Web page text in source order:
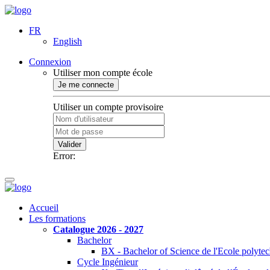
FR
English
Connexion
Utiliser mon compte école
Je me connecte
Utiliser un compte provisoire
Valider
Error:
Accueil
Les formations
Catalogue 2026 - 2027
Bachelor
BX - Bachelor of Science de l'Ecole
Cycle Ingénieur